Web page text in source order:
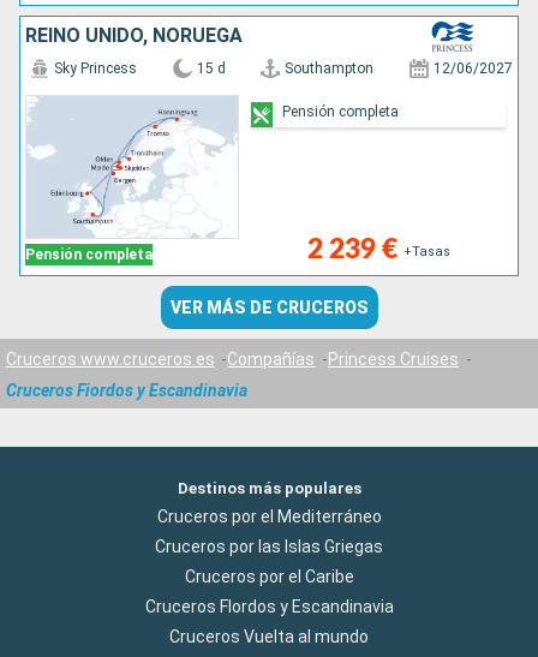
REINO UNIDO, NORUEGA
Pensión completa
Sky Princess 15 d Southampton 12/06/2027
2 239 € +Tasas
Pensión completa
VER MÁS DE CRUCEROS
Cruceros www.cruceros.es Compañías
Princess Cruises
Cruceros Fiordos y Escandinavia
Destinos más populares
Cruceros por el Mediterráneo
Cruceros por las Islas Griegas
Cruceros por el Caribe
Cruceros Flordos y Escandinavia
Cruceros Vuelta al mundo